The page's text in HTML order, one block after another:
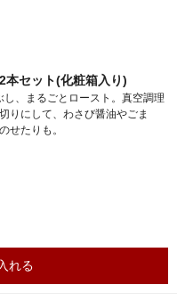
本セット(化粧箱入り)
、まるごとロースト。真空調理
りにして、わさび醤油やごま
せたりも。
れる